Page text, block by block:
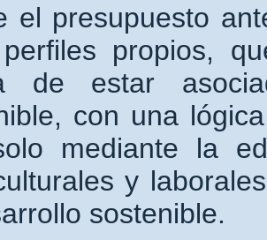
el presupuesto
propios,
de estar
con una
mediante la
y
sostenible.